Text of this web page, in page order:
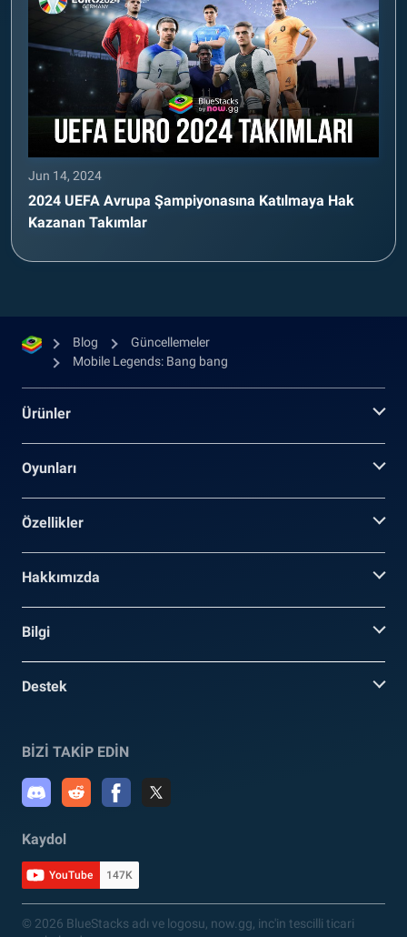
Jun 14, 2024
2024 UEFA Avrupa Şampiyonasına Katılmaya Hak
Kazanan Takımlar
Blog
Güncellemeler
Mobile Legends: Bang bang
Ürünler
Oyunları
Özellikler
Hakkımızda
Bilgi
Destek
BİZİ TAKİP EDİN
Kaydol
YouTube 147K
© 2026 BlueStacks adı ve logosu, now.gg, inc'in tescilli ticari